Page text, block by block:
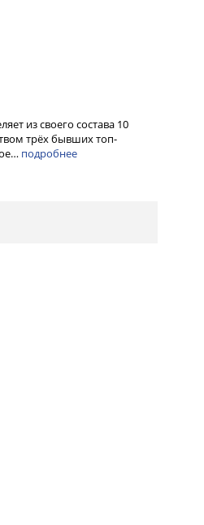
из своего состава 10
трёх бывших топ-
подробнее